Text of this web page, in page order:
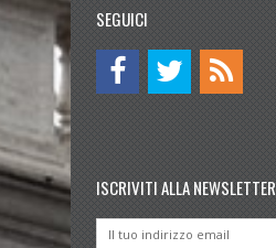
SEGUICI
ISCRIVITI ALLA NEWSLETTER